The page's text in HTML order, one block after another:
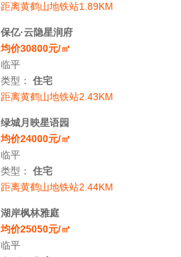
距离黄鹤山地铁站1.89KM
保亿·云隐星润府
均价30800元/㎡
临平
类型：住宅
距离黄鹤山地铁站2.43KM
绿城月映星语园
均价24000元/㎡
临平
类型：住宅
距离黄鹤山地铁站2.44KM
湖岸枫林雅庭
均价25050元/㎡
临平